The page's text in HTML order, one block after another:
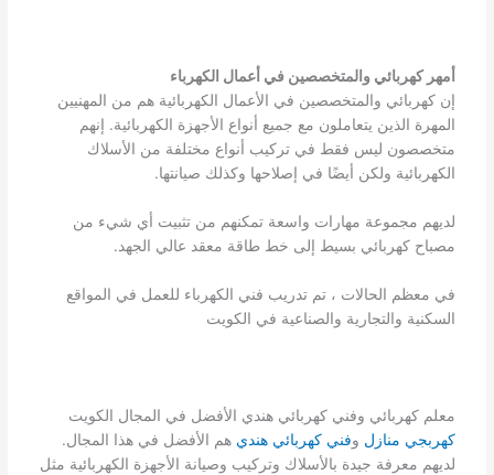
أمهر كهربائي والمتخصصين في أعمال الكهرباء
إن كهربائي والمتخصصين في الأعمال الكهربائية هم من المهنيين
المهرة الذين يتعاملون مع جميع أنواع الأجهزة الكهربائية. إنهم
متخصصون ليس فقط في تركيب أنواع مختلفة من الأسلاك
الكهربائية ولكن أيضًا في إصلاحها وكذلك صيانتها.
لديهم مجموعة مهارات واسعة تمكنهم من تثبيت أي شيء من
مصباح كهربائي بسيط إلى خط طاقة معقد عالي الجهد.
في معظم الحالات ، تم تدريب فني الكهرباء للعمل في المواقع
السكنية والتجارية والصناعية في الكويت
معلم كهربائي وفني كهربائي هندي الأفضل في المجال الكويت
كهربجي منازل وفني كهربائي هندي هم الأفضل في هذا المجال.
لديهم معرفة جيدة بالأسلاك وتركيب وصيانة الأجهزة الكهربائية مثل